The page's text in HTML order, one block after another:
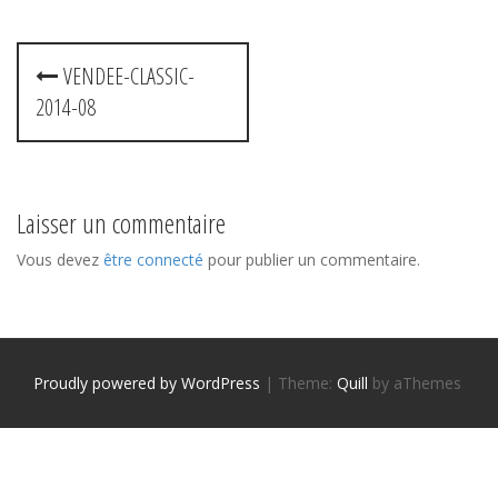
o
t
n
v
g
VENDEE-CLASSIC-
2014-08
Laisser un commentaire
Vous devez être connecté pour publier un commentaire.
Proudly powered by WordPress | Theme: Quill by aThemes